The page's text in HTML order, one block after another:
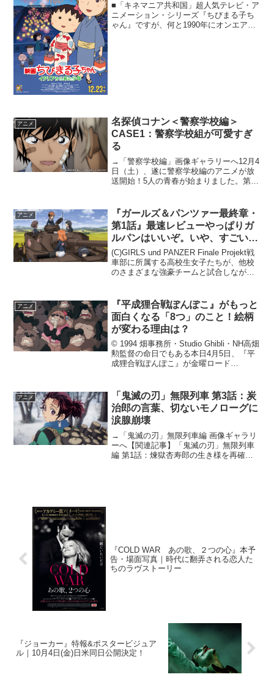
■「キネマニア共和国」超人気テレビ・ア
ニメーション・シリーズ『ちびまる子ち
ゃん』ですが、何と1990年にオンエア開
アニメ
名探偵コナン＜警察学校編＞
CASE1：警察学校組が可愛すぎ
る
→「警察学校編」画像ギャラリーへ12月4
日（土）、遂に警察学校編のアニメが放
送開始！5人の青春が始まりました。第1
学校組みんな若い」「可愛いすぎる、で
も現在の彼らを思...
アニメ
『ガールズ＆パンツァー最終章・
第1話』最速レビューやっぱりガ
ルパンはいいぞ。いや、すごい
ぞ！
(C)GIRLS und PANZER Finale Projekt戦
車部に所属する高校生女子たちが、他校
のさまざまな強豪チームと試合しながら
的傑作『ガールズ＆パンツァ...
アニメ
『平成狸合戦ぽんぽこ』がもっと
面白くなる「8つ」のこと！絵柄
が変わる理由は？
© 1994 畑事務所・Studio Ghibli・NH高畑
勲監督の命日でもある本日4月5日、『平
成狸合戦ぽんぽこ』が金曜ロード
愛らしい響きの言葉も添えられてい...
アニメ
「鬼滅の刃」無限列車 第3話：炭
治郎の言葉、切ないモノローグに
涙腺崩壊
→「鬼滅の刃」無限列車編 画像ギャラリ
ーへ【関連記事】「鬼滅の刃」無限列車
編 第1話：煉獄杏寿郎の生き様を再確認
『COLD WAR あの歌、２つの心』本予
告・場面写真｜時代に翻弄される恋人た
ちのラヴストーリー
『ジョーカー』特報&ポスタービジュア
ル｜10月4日(金)日米同日公開決定！